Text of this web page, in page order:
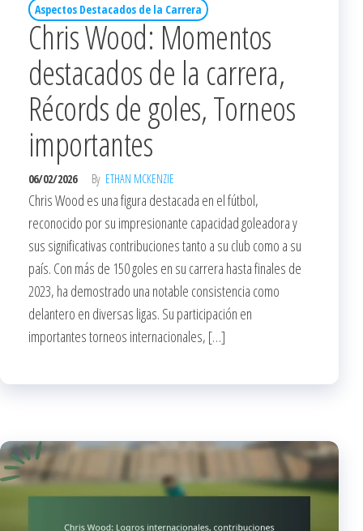
Aspectos Destacados de la Carrera
Chris Wood: Momentos
destacados de la carrera,
Récords de goles, Torneos
importantes
06/02/2026 By ETHAN MCKENZIE
Chris Wood es una figura destacada en el fútbol,
reconocido por su impresionante capacidad goleadora y
sus significativas contribuciones tanto a su club como a su
país. Con más de 150 goles en su carrera hasta finales de
2023, ha demostrado una notable consistencia como
delantero en diversas ligas. Su participación en
importantes torneos internacionales, […]